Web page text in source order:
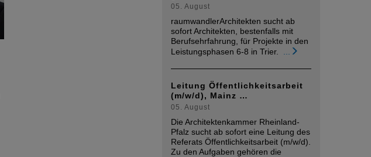
05. August
raumwandlerArchitekten sucht ab
sofort Architekten, bestenfalls mit
Berufsehrfahrung, für Projekte in den
Leistungsphasen 6-8 in Trier.
Leitung Öffentlichkeitsarbeit
(m/w/d), Mainz …
05. August
Die Architektenkammer Rheinland-
Pfalz sucht ab sofort eine Leitung des
Referats Öffentlichkeitsarbeit (m/w/d).
Zu den Aufgaben gehören die